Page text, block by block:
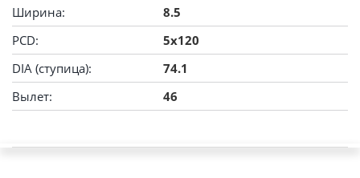
Ширина:
8.5
PCD:
5x120
DIA (ступица):
74.1
Вылет:
46